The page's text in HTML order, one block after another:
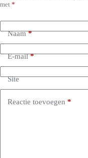
met *
Naam*
E-mail*
Site
Reactie toevoegen *